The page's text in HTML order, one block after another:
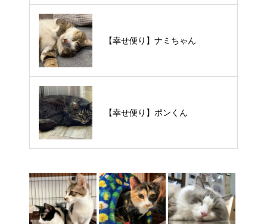
【幸せ便り】ナミちゃん
【幸せ便り】ポンくん
【里親様募集中】スンスンちゃん
【里親様募集中】タルトくん